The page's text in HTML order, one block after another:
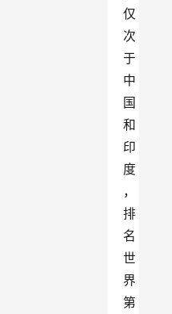
仅
次
于
中
国
和
印
度
，
排
名
世
界
第